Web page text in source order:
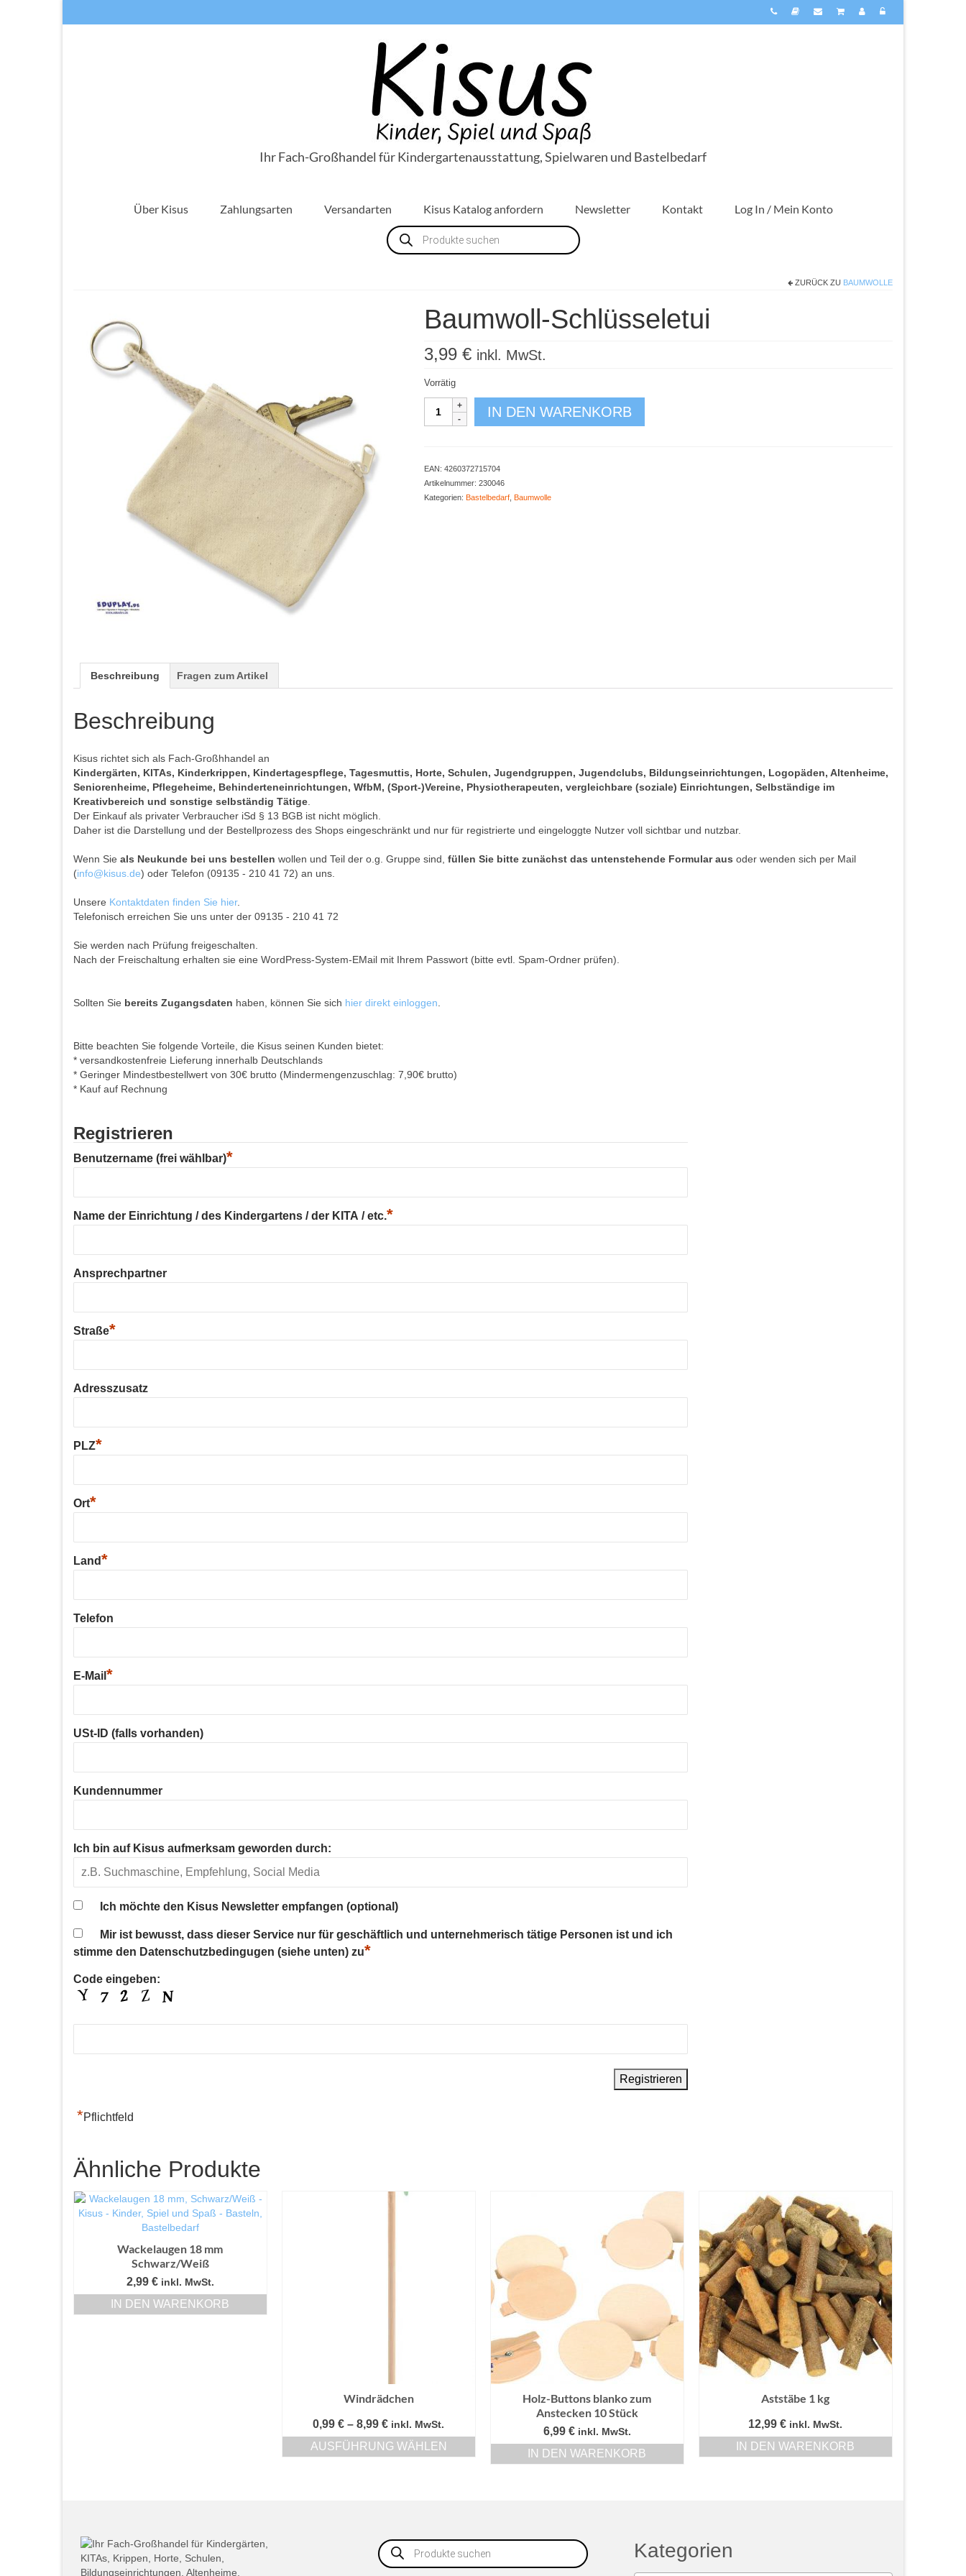
Ihr Fach-Großhandel für Kindergartenausstattung, Spielwaren und Bastelbedarf
Über Kisus Zahlungsarten Versandarten Kisus Katalog anfordern Newsletter Kontakt Log In / Mein Konto
Products
search
ZURÜCK ZU BAUMWOLLE
Baumwoll-Schlüsseletui
3,99 € inkl. MwSt.
Vorrätig
Baumwoll-
SchlüsseletuiIN DEN WARENKORB
EAN: 4260372715704
Artikelnummer: 230046
Kategorien: Bastelbedarf, Baumwolle
Beschreibung Fragen zum Artikel
Beschreibung
Kisus richtet sich als Fach-Großhhandel an
Kindergärten, KITAs, Kinderkrippen, Kindertagespflege, Tagesmuttis, Horte, Schulen, Jugendgruppen, Jugendclubs, Bildungseinrichtungen, Logopäden, Altenheime,
Seniorenheime, Pflegeheime, Behinderteneinrichtungen, WfbM, (Sport-)Vereine, Physiotherapeuten, vergleichbare (soziale) Einrichtungen, Selbständige im
Kreativbereich und sonstige selbständig Tätige.
Der Einkauf als privater Verbraucher iSd § 13 BGB ist nicht möglich.
Daher ist die Darstellung und der Bestellprozess des Shops eingeschränkt und nur für registrierte und eingeloggte Nutzer voll sichtbar und nutzbar.
Wenn Sie als Neukunde bei uns bestellen wollen und Teil der o.g. Gruppe sind, füllen Sie bitte zunächst das untenstehende Formular aus oder wenden sich per Mail
(info@kisus.de) oder Telefon (09135 - 210 41 72) an uns.
Unsere Kontaktdaten finden Sie hier.
Telefonisch erreichen Sie uns unter der 09135 - 210 41 72
Sie werden nach Prüfung freigeschalten.
Nach der Freischaltung erhalten sie eine WordPress-System-EMail mit Ihrem Passwort (bitte evtl. Spam-Ordner prüfen).
Sollten Sie bereits Zugangsdaten haben, können Sie sich hier direkt einloggen.
Bitte beachten Sie folgende Vorteile, die Kisus seinen Kunden bietet:
* versandkostenfreie Lieferung innerhalb Deutschlands
* Geringer Mindestbestellwert von 30€ brutto (Mindermengenzuschlag: 7,90€ brutto)
* Kauf auf Rechnung
Registrieren
Benutzername (frei wählbar)*
Name der Einrichtung / des Kindergartens / der KITA / etc.*
Ansprechpartner
Straße*
Adresszusatz
PLZ*
Ort*
Land*
Telefon
E-Mail *
USt-ID (falls vorhanden)
Kundennummer
Ich bin auf Kisus aufmerksam geworden durch:
Ich möchte den Kisus Newsletter empfangen (optional)
Mir ist bewusst, dass dieser Service nur für geschäftlich und unternehmerisch tätige Personen ist und ich
stimme den Datenschutzbedingugen (siehe unten) zu*
Code eingeben:
*Pflichtfeld
Ähnliche Produkte
Wackelaugen 18 mm
Schwarz/Weiß
2,99 € inkl. MwSt.
IN DEN WARENKORB
Windrädchen
0,99€ –8,99€Preisspanne:
0,99 €
bis
inkl. MwSt.
AUSFÜHRUNG WÄHLEN
Die
Optionen
Holz-Buttons blanko zum
Anstecken 10 Stück
6,99 € inkl. MwSt.
IN DEN WARENKORB
Aststäbe 1 kg
12,99€ inkl. MwSt.
IN DEN WARENKORB
Products
search
Kategorien